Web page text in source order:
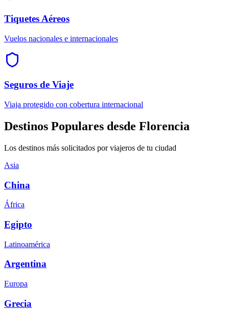
Tiquetes Aéreos
Vuelos nacionales e internacionales
Seguros de Viaje
Viaja protegido con cobertura internacional
Destinos Populares desde Florencia
Los destinos más solicitados por viajeros de tu ciudad
Asia
China
África
Egipto
Latinoamérica
Argentina
Europa
Grecia